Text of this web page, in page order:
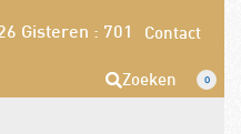
Gisteren : 701 Contact
Zoeken 0